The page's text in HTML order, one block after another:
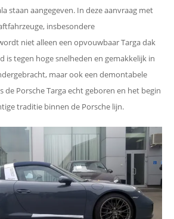
staan aangegeven. In deze aanvraag met
insbesondere
niet alleen een opvouwbaar Targa dak
is tegen hoge snelheden en gemakkelijk in
maar ook een demontabele
de Porsche Targa echt geboren en het begin
traditie binnen de Porsche lijn.